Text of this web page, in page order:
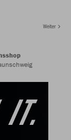
Weiter